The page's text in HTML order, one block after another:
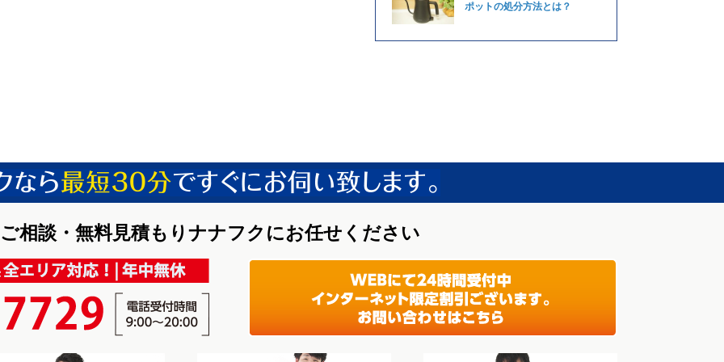
ポットの処分方法とは？
相談・無料見積もりナナフクにお任せください